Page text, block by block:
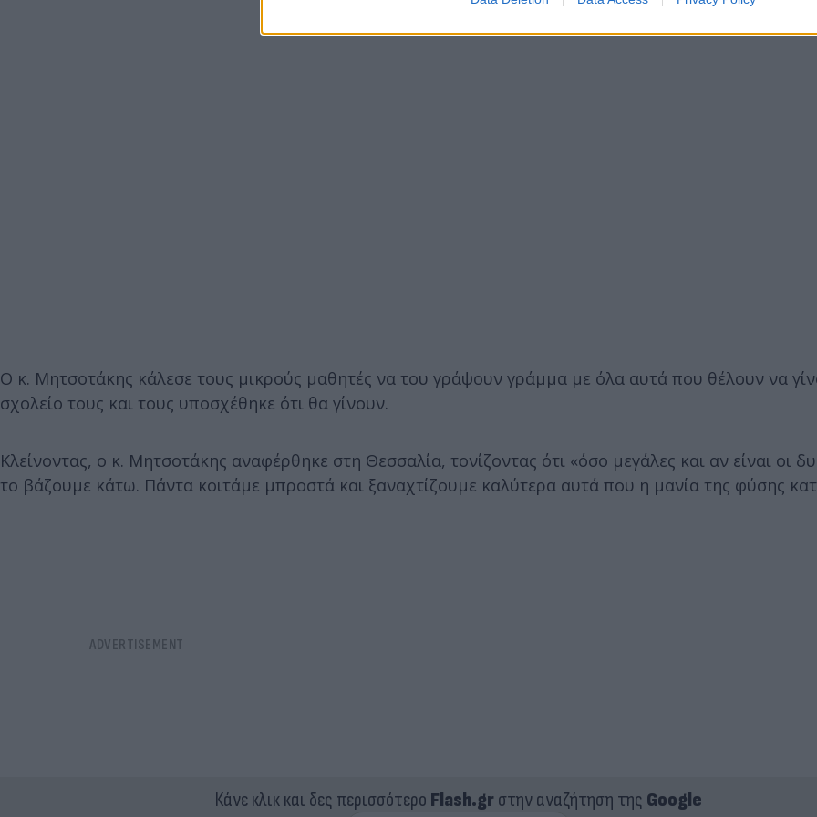
Ο κ. Μητσοτάκης κάλεσε τους μικρούς μαθητές να του γράψουν γράμμα με όλα αυτά που θέλουν να
σχολείο τους και τους υποσχέθηκε ότι θα γίνουν.
Κλείνοντας, ο κ. Μητσοτάκης αναφέρθηκε στη Θεσσαλία, τονίζοντας ότι «όσο μεγάλες και αν είναι οι
το βάζουμε κάτω. Πάντα κοιτάμε μπροστά και ξαναχτίζουμε καλύτερα αυτά που η μανία της φύσης
Κάνε κλικ και δες περισσότερο Flash.grστην αναζήτηση της Google